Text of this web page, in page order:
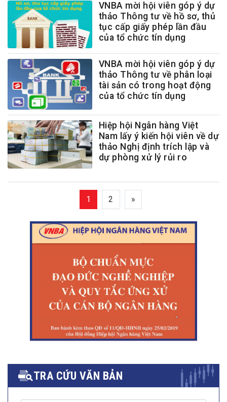
VNBA mời hội viên góp ý dự
thảo Thông tư về hồ sơ, thủ
tục cấp giấy phép lần đầu
của tổ chức tín dụng
VNBA mời hội viên góp ý dự
thảo Thông tư về phân loại
tài sản có trong hoạt động
của tổ chức tín dụng
Hiệp hội Ngân hàng Việt
Nam lấy ý kiến hội viên về dự
thảo Nghị định trích lập và
dự phòng xử lý rủi ro
1 2 »
TRA CỨU VĂN BẢN